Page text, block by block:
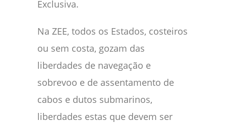
Exclusiva.
Na ZEE, todos os Estados, costeiros
ou sem costa, gozam das
liberdades de navegação e
sobrevoo e de assentamento de
cabos e dutos submarinos,
liberdades estas que devem ser